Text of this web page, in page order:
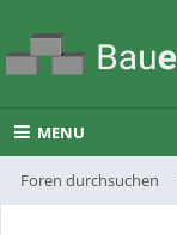
MENU
Foren durchsuchen